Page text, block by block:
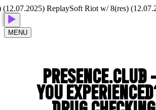
ReplaySoft Riot w/ 8(res)
MENU
PRESENCE.CLUB
YOU